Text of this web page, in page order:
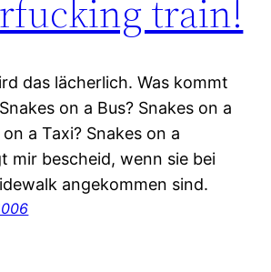
train!
das lächerlich. Was kommt
on a Bus? Snakes on a
a Taxi? Snakes on a
mir bescheid, wenn sie bei
angekommen sind.